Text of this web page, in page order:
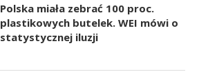
Polska miała zebrać 100 proc.
plastikowych butelek. WEI mówi o
statystycznej iluzji